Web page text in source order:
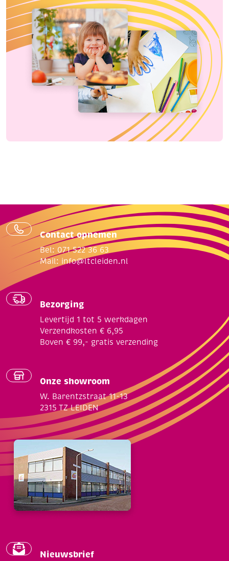
Contact opnemen
Bel: 071 522 36 63
Mail: info@ltcleiden.nl
Bezorging
Levertijd 1 tot 5 werkdagen
Verzendkosten € 6,95
Boven € 99,- gratis verzending
Onze showroom
W. Barentzstraat 11-13
2315 TZ LEIDEN
Nieuwsbrief